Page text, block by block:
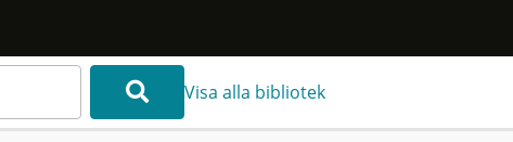
Visa alla bibliotek